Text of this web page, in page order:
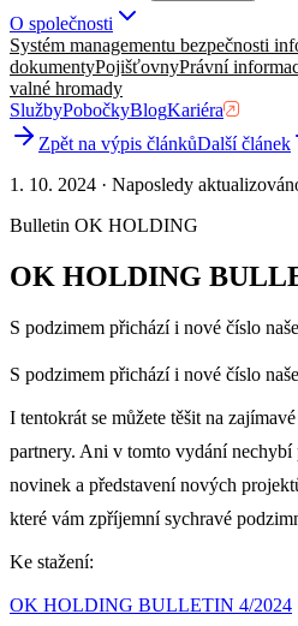
O společnosti
Systém managementu bezpečnosti
dokumentyPojišťovnyPrávní
valné hromady
SlužbyPobočkyBlogKariéra
Zpět na výpis článkůDalší článek
1. 10. 2024 · Naposledy
Bulletin OK HOLDING
OK HOLDING
S podzimem přichází i nové číslo
S podzimem přichází i nové číslo
I tentokrát se můžete těšit na
partnery. Ani v tomto vydání nechybí
novinek a představení nových
které vám zpříjemní sychravé
Ke stažení:
OK HOLDING BULLETIN 4/2024